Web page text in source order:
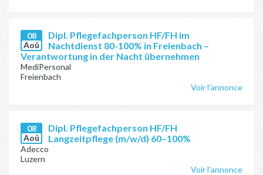
08
Aoû
Dipl. Pflegefachperson HF/FH im
Nachtdienst 80-100% in Freienbach –
Verantwortung in der Nacht übernehmen
MediPersonal
Freienbach
Voir l'annonce
08
Aoû
Dipl. Pflegefachperson HF/FH
Langzeitpflege (m/w/d) 60–100%
Adecco
Luzern
Voir l'annonce